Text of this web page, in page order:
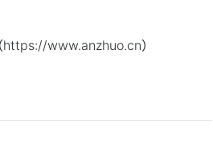
www.anzhuo.cn）